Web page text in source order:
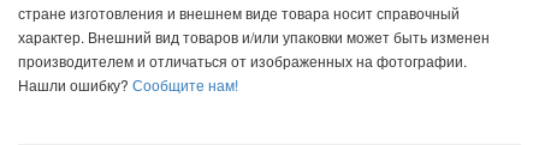
стране изготовления и внешнем виде товара носит справочный
характер. Внешний вид товаров и/или упаковки может быть изменен
производителем и отличаться от изображенных на фотографии.
Нашли ошибку? Сообщите нам!